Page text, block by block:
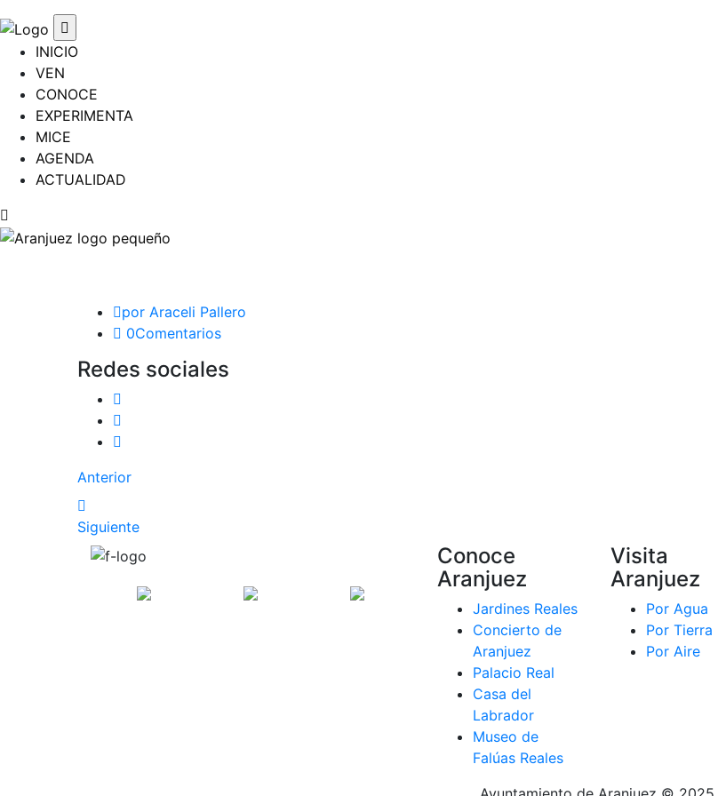
INICIO
VEN
CONOCE
EXPERIMENTA
MICE
AGENDA
ACTUALIDAD
por Araceli Pallero
0Comentarios
Redes sociales
Anterior
Siguiente
Conoce
Aranjuez
Jardines Reales
Concierto de
Aranjuez
Palacio Real
Casa del
Labrador
Museo de
Falúas Reales
Visita
Aranjuez
Por Agua
Por Tierra
Por Aire